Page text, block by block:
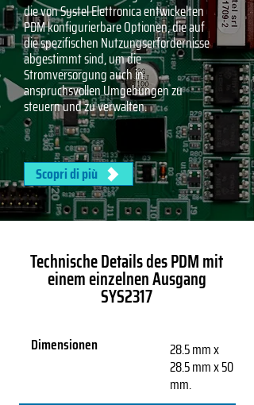
die von Systel Elettronica entwickelten
PDM konfigurierbare Optionen, die auf
die spezifischen Nutzungserfordernisse
abgestimmt sind, um die
Stromversorgung auch in
anspruchsvollen Umgebungen zu
steuern und zu verwalten.
Scopri di più
Technische Details des PDM mit
einem einzelnen Ausgang
SYS2317
Dimensionen
28.5 mm x
28.5 mm x 50
mm.